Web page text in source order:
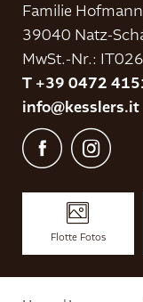
Familie Hofmann
39040 Natz-
MwSt.-Nr.:
T +39 0472
info@kesslers.it
Flotte Fotos